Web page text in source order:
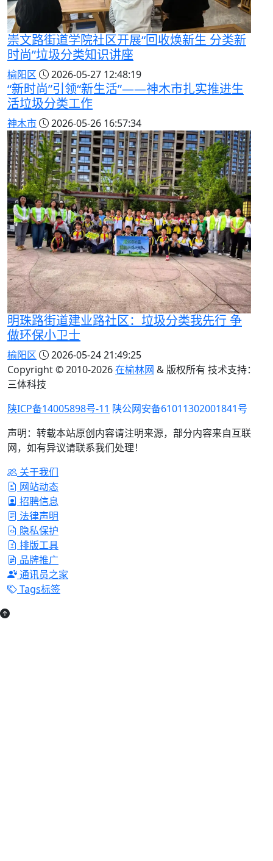
崇文路街道学院社区开展“回收焕新生 分类新
时尚”垃圾分类知识讲座
榆阳区 2026-05-27 12:48:19
“新时尚”引领“新生活”——神木市扎实推进生
活垃圾分类工作
神木市 2026-05-26 16:57:34
明珠路街道建业路社区：垃圾分类我先行 争
做环保小卫士
榆阳区
2026-05-24 21:49:25
Copyright © 2010-2026在榆林网 & 版权所有 技术支持：
三体科技
陕ICP备14005898号-11 陕公网安备61011302001841号
声明：转载本站原创内容请注明来源，部分内容来自互联
网，如有异议请联系我们处理！
关于我们
网站动态
招聘信息
法律声明
隐私保护
排版工具
品牌推广
通讯员之家
Tags标签